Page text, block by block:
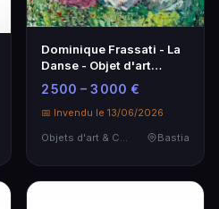
Dominique Frassati - La
Danse - Objet d'art
unique
2 500 – 3 000 €
📅 Invendu le 13/06/2026
Objets d'art & Curiosités
Bastia